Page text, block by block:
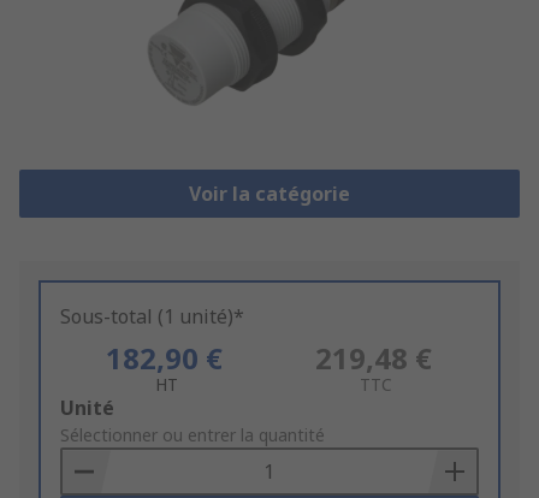
Voir la catégorie
Sous-total (1 unité)*
182,90 €
HT
219,48 €
TTC
Add
to
Basket
Unité
Sélectionner ou entrer la quantité